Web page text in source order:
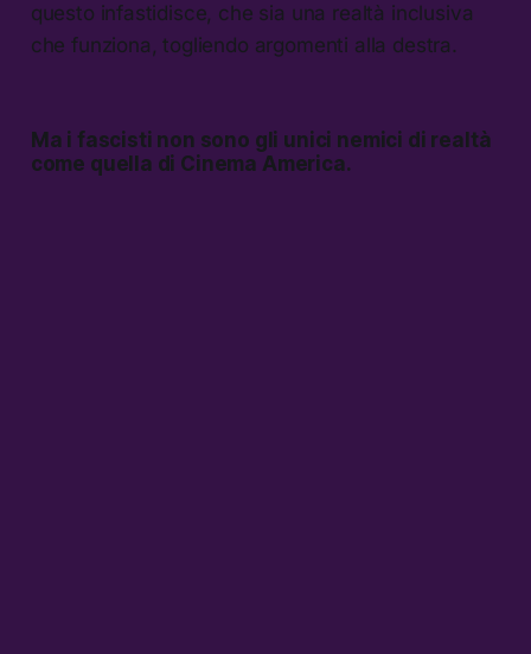
questo infastidisce, che sia una realtà inclusiva
che funziona, togliendo argomenti alla destra.
Ma i fascisti non sono gli unici nemici di realtà
come quella di Cinema America.